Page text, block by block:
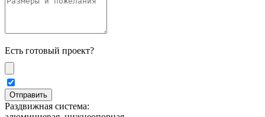
Есть готовый проект?
Раздвижная система: